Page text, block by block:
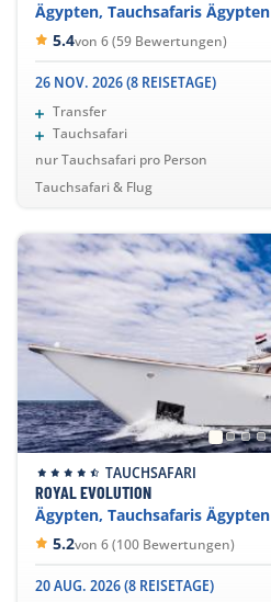
Ägypten, Tauchsafaris Ägypten
5.4von 6 (59 Bewertungen)
26 NOV. 2026 (8 REISETAGE)
Transfer
Tauchsafari
nur Tauchsafari pro Person
Tauchsafari & Flug
TAUCHSAFARI
ROYAL EVOLUTION
Ägypten, Tauchsafaris Ägypten
5.2von 6 (100 Bewertungen)
20 AUG. 2026 (8 REISETAGE)